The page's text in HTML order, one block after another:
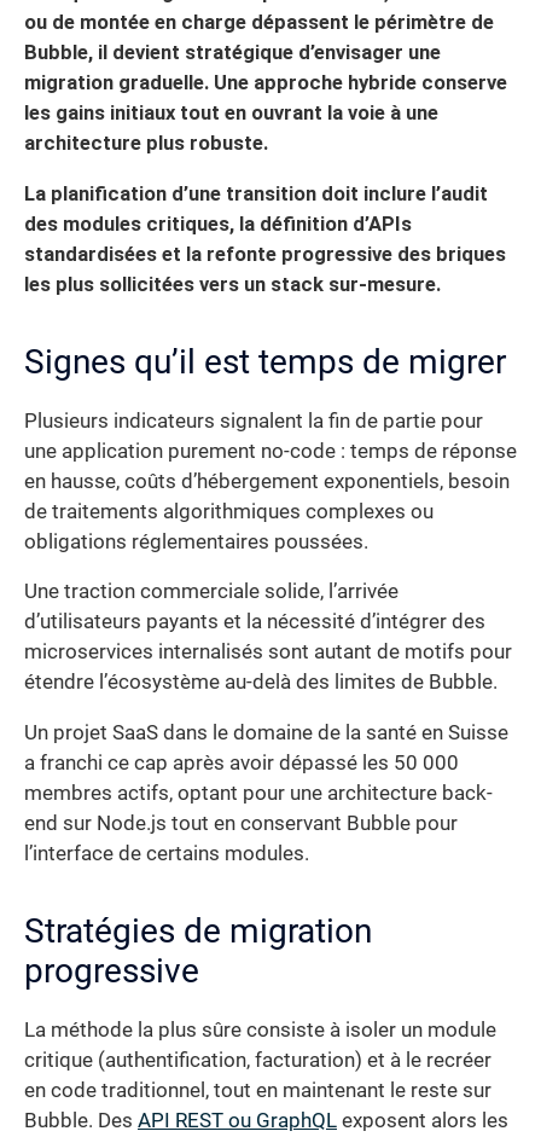
ou de montée en charge dépassent le périmètre de
Bubble, il devient stratégique d’envisager une
migration graduelle. Une approche hybride conserve
les gains initiaux tout en ouvrant la voie à une
architecture plus robuste.
La planification d’une transition doit inclure l’audit
des modules critiques, la définition d’APIs
standardisées et la refonte progressive des briques
les plus sollicitées vers un stack sur-mesure.
Signes qu’il est temps de migrer
Plusieurs indicateurs signalent la fin de partie pour
une application purement no-code : temps de réponse
en hausse, coûts d’hébergement exponentiels, besoin
de traitements algorithmiques complexes ou
obligations réglementaires poussées.
Une traction commerciale solide, l’arrivée
d’utilisateurs payants et la nécessité d’intégrer des
microservices internalisés sont autant de motifs pour
étendre l’écosystème au-delà des limites de Bubble.
Un projet SaaS dans le domaine de la santé en Suisse
a franchi ce cap après avoir dépassé les 50 000
membres actifs, optant pour une architecture back-
end sur Node.js tout en conservant Bubble pour
l’interface de certains modules.
Stratégies de migration
progressive
La méthode la plus sûre consiste à isoler un module
critique (authentification, facturation) et à le recréer
en code traditionnel, tout en maintenant le reste sur
Bubble. Des API REST ou GraphQL exposent alors les